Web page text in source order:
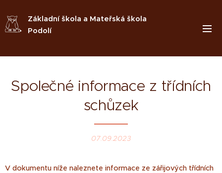
Základní škola a Mateřská škola
Podolí
Společné informace z třídních
schůzek
07.09.2023
V dokumentu níže naleznete informace ze zářijových třídních